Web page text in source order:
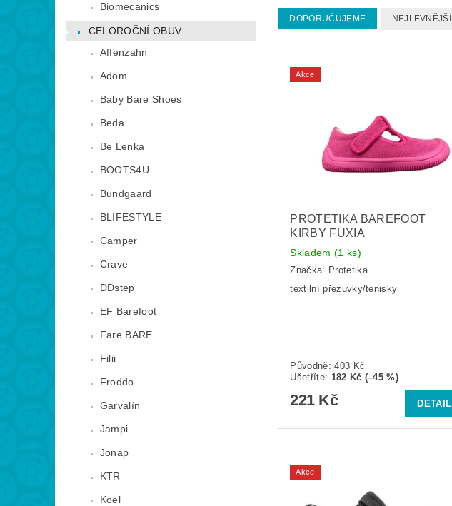
Biomecanics
CELOROČNÍ OBUV
Affenzahn
Adom
Baby Bare Shoes
Beda
Be Lenka
BOOTS4U
Bundgaard
BLIFESTYLE
Camper
Crave
DDstep
EF Barefoot
Fare BARE
Filii
Froddo
Garvalín
Jampi
Jonap
KTR
Koel
DOPORUČUJEME NEJLEVNĚJŠÍ
Akce
PROTETIKA BAREFOOT
KIRBY FUXIA
Skladem (1 ks)
Značka: Protetika
textilní přezuvky/tenisky
Původně:403 Kč
Ušetříte: 182 Kč (–45 %)
221 Kč DETAIL
Akce